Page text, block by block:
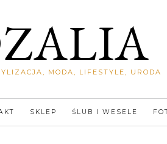
MODA, LIFESTYLE, URODA
SKLEP ŚLUB I WESELE